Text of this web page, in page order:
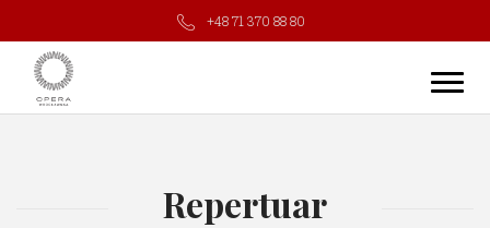
+48 71 370 88 80
Repertuar